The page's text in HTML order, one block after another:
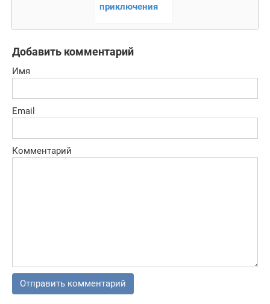
приключения
Добавить комментарий
Имя
Email
Комментарий